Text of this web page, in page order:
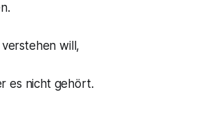
will,
es nicht gehört.